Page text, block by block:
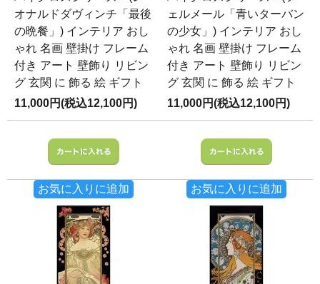
オナルドダヴィンチ「最後
の晩餐」) インテリア おし
ゃれ 名画 壁掛け フレーム
付き アート 壁飾り リビン
グ 玄関 に 飾る 絵 ギフト
11,000円(税込12,100円)
お気に入りに追加
ェルメール「青いターバン
の少女」) インテリア おし
ゃれ 名画 壁掛け フレーム
付き アート 壁飾り リビン
グ 玄関 に 飾る 絵 ギフト
11,000円(税込12,100円)
お気に入りに追加